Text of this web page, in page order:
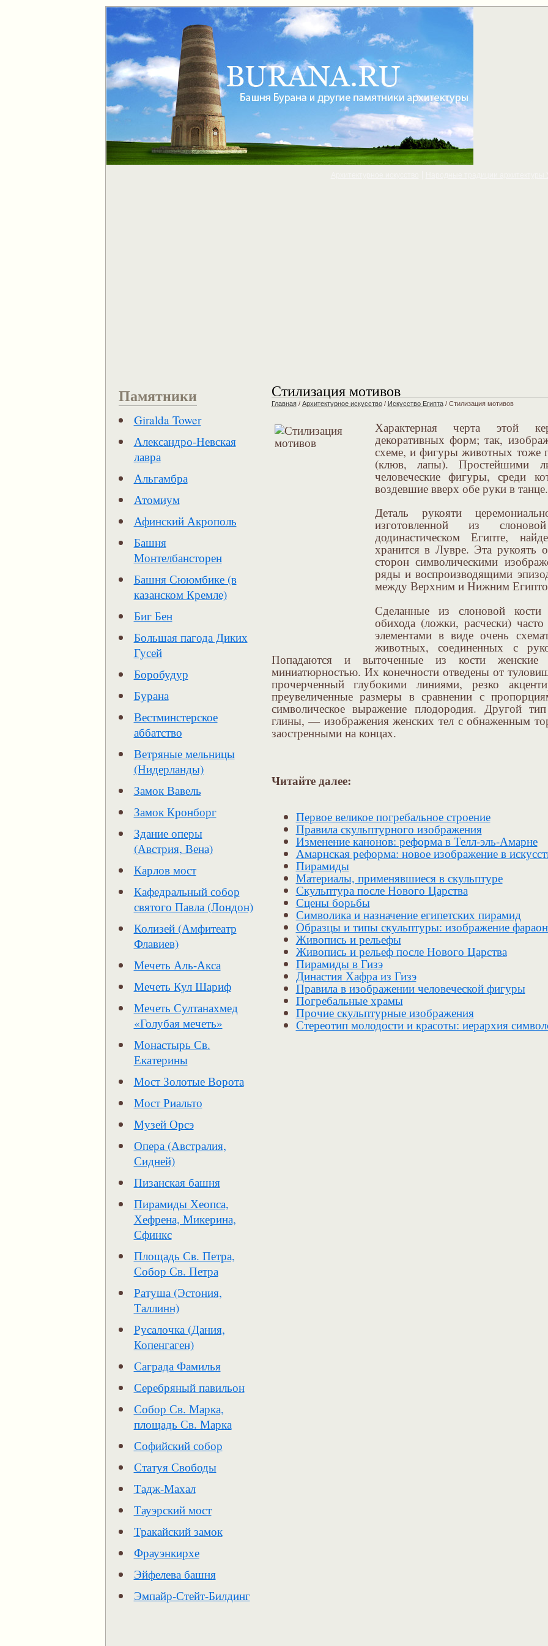
Памятники
Giralda Tower
Александро-Невская
лавра
Альгамбра
Атомиум
Афинский Акрополь
Башня
Монтелбансторен
Башня Сююмбике (в
казанском Кремле)
Биг Бен
Большая пагода Диких
Гусей
Боробудур
Бурана
Вестминстерское
аббатство
Ветряные мельницы
(Нидерланды)
Замок Вавель
Замок Кронборг
Здание оперы
(Австрия, Вена)
Карлов мост
Кафедральный собор
святого Павла (Лондон)
Колизей (Амфитеатр
Флавиев)
Мечеть Аль-Акса
Мечеть Кул Шариф
Мечеть Султанахмед
«Голубая мечеть»
Монастырь Св.
Екатерины
Мост Золотые Ворота
Мост Риальто
Музей Орсэ
Опера (Австралия,
Сидней)
Пизанская башня
Пирамиды Хеопса,
Хефрена, Микерина,
Сфинкс
Площадь Св. Петра,
Собор Св. Петра
Ратуша (Эстония,
Таллинн)
Русалочка (Дания,
Копенгаген)
Саграда Фамилья
Серебряный павильон
Собор Св. Марка,
площадь Св. Марка
Софийский собор
Статуя Свободы
Тадж-Махал
Тауэрский мост
Тракайский замок
Фрауэнкирхе
Эйфелева башня
Эмпайр-Стейт-Билдинг
Стилизация мотивов
Главная/ Архитектурное искусcтво/ Искусство Eгипта/ Стилизация мотивов
Характерная черта этой
декоративных форм; так,
схеме, и фигуры животных тоже
(клюв, лапы). Простейшими
человеческие фигуры, среди
воздевшие вверх обе руки в танце.
Деталь рукояти
изготовленной из
додинастическом Египте,
хранится в Лувре. Эта рукоять
сторон символическими
ряды и воспроизводящими
между Верхним и Нижним
Сделанные из слоновой кости
обихода (ложки, расчески)
элементами в виде очень
животных, соединенных с
Попадаются и выточенные из кости женские
миниатюрностью. Их конечности отведены от
прочерченный глубокими линиями, резко
преувеличенные размеры в сравнении с
символическое выражение плодородия. Другой
глины, — изображения женских тел с обнаженным
заостренными на концах.
Читайте далее:
Первое великое погребальное строение
Правила скульптурного изображения
Изменение канонов: реформа в Телл-эль-Амарне
Амарнская реформа: новое изображение в
Пирамиды
Материалы, применявшиеся в скульптуре
Скульптура после Нового Царства
Сцены борьбы
Символика и назначение египетских пирамид
Образцы и типы скульптуры: изображение
Живопись и рельефы
Живопись и рельеф после Нового Царства
Пирамиды в Гизэ
Династия Хафра из Гизэ
Правила в изображении человеческой фигуры
Погребальные храмы
Прочие скульптурные изображения
Стереотип молодости и красоты: иерархия